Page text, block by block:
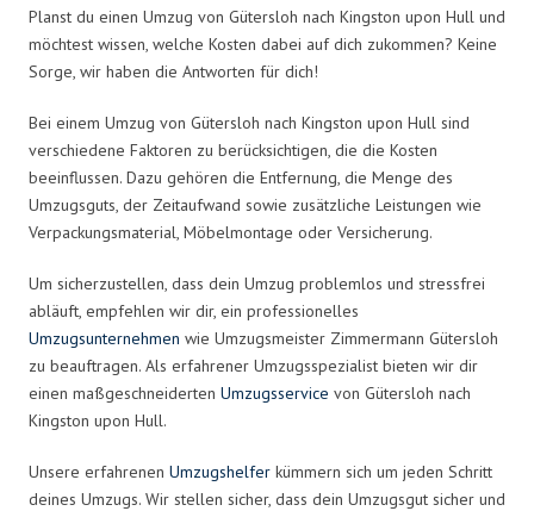
Planst du einen Umzug von Gütersloh nach Kingston upon Hull und
möchtest wissen, welche Kosten dabei auf dich zukommen? Keine
Sorge, wir haben die Antworten für dich!
Bei einem Umzug von Gütersloh nach Kingston upon Hull sind
verschiedene Faktoren zu berücksichtigen, die die Kosten
beeinflussen. Dazu gehören die Entfernung, die Menge des
Umzugsguts, der Zeitaufwand sowie zusätzliche Leistungen wie
Verpackungsmaterial, Möbelmontage oder Versicherung.
Um sicherzustellen, dass dein Umzug problemlos und stressfrei
abläuft, empfehlen wir dir, ein professionelles
Umzugsunternehmen wie Umzugsmeister Zimmermann Gütersloh
zu beauftragen. Als erfahrener Umzugsspezialist bieten wir dir
einen maßgeschneiderten Umzugsservice von Gütersloh nach
Kingston upon Hull.
Unsere erfahrenen Umzugshelfer kümmern sich um jeden Schritt
deines Umzugs. Wir stellen sicher, dass dein Umzugsgut sicher und